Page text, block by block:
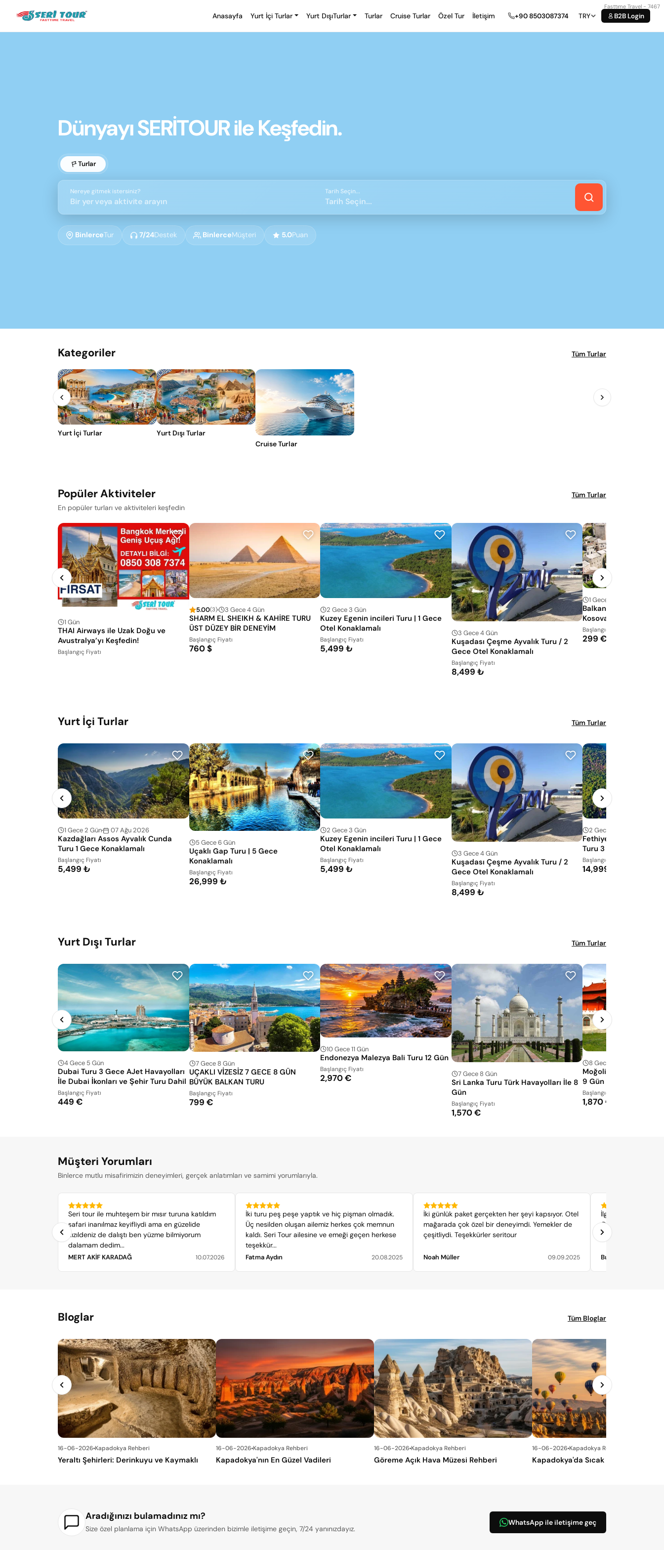
Fasttıme Travel - 7467
Anasayfa Yurt İçi Turlar Yurt DışıTurlar Turlar Cruise Turlar Özel Tur İletişim +90 8503087374 TRY B2B Login
Dünyayı SERİTOUR ile Keşfedin.
Turlar
Nereye gitmek istersiniz? Tarih Seçin...
BinlerceTur 7/24Destek BinlerceMüşteri 5.0Puan
Kategoriler Tüm Turlar
Yurt İçi Turlar
Yurt Dışı Turlar
Cruise Turlar
Popüler Aktiviteler
En popüler turları ve aktiviteleri keşfedin
Tüm Turlar
1 Gün
THAI Airways ile Uzak Doğu ve
Avustralya’yı Keşfedin!
Başlangıç Fiyatı
5.00(3) 3 Gece 4 Gün
SHARM EL SHEIKH & KAHİRE TURU
ÜST DÜZEY BİR DENEYİM
Başlangıç Fiyatı
760 $
2 Gece 3 Gün
Kuzey Egenin incileri Turu | 1 Gece
Otel Konaklamalı
Başlangıç Fiyatı
5,499 ₺
3 Gece 4 Gün
Kuşadası Çeşme Ayvalık Turu / 2
Gece Otel Konaklamalı
Başlangıç Fiyatı
8,499 ₺
1 Gece 2 Gün
Balkan Güzelleri Ajet
Kosova Makedonya
Başlangıç Fiyatı
299 €
Yurt İçi Turlar Tüm Turlar
1 Gece 2 Gün 07 Ağu 2026
Kazdağları Assos Ayvalık Cunda
Turu 1 Gece Konaklamalı
Başlangıç Fiyatı
5,499 ₺
5 Gece 6 Gün
Uçaklı Gap Turu | 5 Gece
Konaklamalı
Başlangıç Fiyatı
26,999 ₺
2 Gece 3 Gün
Kuzey Egenin incileri Turu | 1 Gece
Otel Konaklamalı
Başlangıç Fiyatı
5,499 ₺
3 Gece 4 Gün
Kuşadası Çeşme Ayvalık Turu / 2
Gece Otel Konaklamalı
Başlangıç Fiyatı
8,499 ₺
2 Gece 3 Gün
Fethiye Ölüdeniz
Turu 3 Gece Otel
Rotalar ile
Başlangıç Fiyatı
14,999 ₺
Yurt Dışı Turlar Tüm Turlar
4 Gece 5 Gün
Dubai Turu 3 Gece AJet Havayolları
İle Dubai İkonları ve Şehir Turu Dahil
Başlangıç Fiyatı
449 €
7 Gece 8 Gün
UÇAKLI VİZESİZ 7 GECE 8 GÜN
BÜYÜK BALKAN TURU
Başlangıç Fiyatı
799 €
10 Gece 11 Gün
Endonezya Malezya Bali Turu 12 Gün
Başlangıç Fiyatı
2,970 € 7 Gece 8 Gün
Sri Lanka Turu Türk Havayolları İle 8
Gün
Başlangıç Fiyatı
1,570 €
8 Gece 9 Gün
Moğolistan Turu Türk
9 Gün
Başlangıç Fiyatı
1,870 €
Müşteri Yorumları
Binlerce mutlu misafirimizin deneyimleri, gerçek anlatımları ve samimi yorumlarıyla.
Seri tour ile muhteşem bir mısır turuna katıldım
safari inanılmaz keyifliydi ama en güzelide
kızıldeniz de dalıştı ben yüzme bilmiyorum
dalamam dedim...
MERT AKİF KARADAĞ 10.07.2026
İki turu peş peşe yaptık ve hiç pişman olmadık.
Üç nesilden oluşan ailemiz herkes çok memnun
kaldı. Seri Tour ailesine ve emeği geçen herkese
teşekkür...
Fatma Aydın 20.08.2025
İki günlük paket gerçekten her şeyi kapsıyor. Otel
mağarada çok özel bir deneyimdi. Yemekler de
çeşitliydi. Teşekkürler seritour
Noah Müller 09.09.2025
İlgileri ve emekleri
Okulca keyifli,
geçirdik hatıralarda
Buse y.
Bloglar Tüm Bloglar
16-06-2026 Kapadokya Rehberi
Yeraltı Şehirleri: Derinkuyu ve Kaymaklı
16-06-2026 Kapadokya Rehberi
Kapadokya'nın En Güzel Vadileri
16-06-2026 Kapadokya Rehberi
Göreme Açık Hava Müzesi Rehberi
16-06-2026 Kapadokya Rehberi
Kapadokya'da Sıcak Hava Balonu
Aradığınızı bulamadınız mı?
Size özel planlama için WhatsApp üzerinden bizimle iletişime geçin, 7/24 yanınızdayız.
WhatsApp ile iletişime geç